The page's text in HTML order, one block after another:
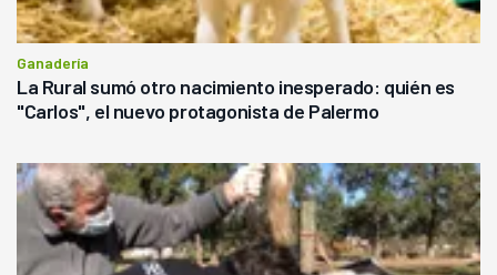
Ganadería
La Rural sumó otro nacimiento inesperado: quién es
"Carlos", el nuevo protagonista de Palermo